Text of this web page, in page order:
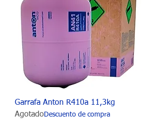
Garrafa Anton R410a 11,3kg
AgotadoDescuento de compra